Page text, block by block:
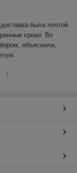
была почтой
сроки. Во
объяснили,